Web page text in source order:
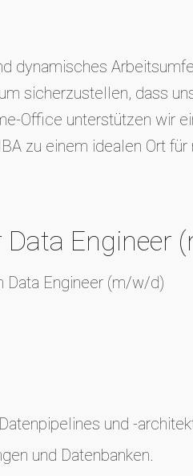
dynamisches
sicherzustellen, dass
Office unterstützen wir
zu einem idealen Ort
Data Engineer
Data Engineer (m/w/d)
und -
und Datenbanken.